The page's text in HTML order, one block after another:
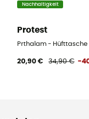
Nachhaltigkeit
Protest
Prthalam - Hüfttasche
20,90 € 34,90 € -